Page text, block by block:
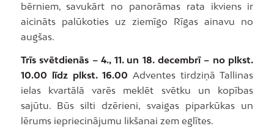
bērniem, savukārt no panorāmas rata ikviens ir
aicināts palūkoties uz ziemīgo Rīgas ainavu no
augšas.
Trīs svētdienās – 4., 11. un 18. decembrī – no plkst.
10.00 līdz plkst. 16.00 Adventes tirdziņā Tallinas
ielas kvartālā varēs meklēt svētku un kopības
sajūtu. Būs silti dzērieni, svaigas piparkūkas un
lērums iepriecinājumu likšanai zem eglītes.